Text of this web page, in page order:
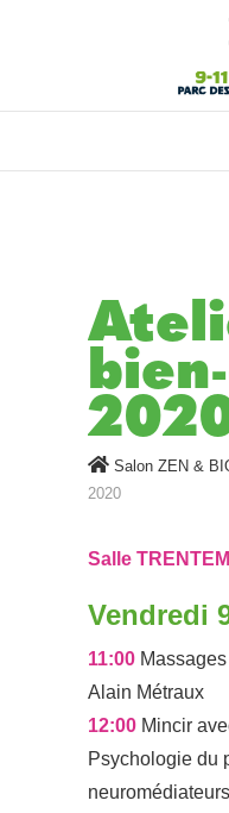
SALON
VOTRE
ET
Salon ZEN &
2020
Salle
Vendredi
11:00
Alain Métraux
12:00 Mincir
Psychologie du